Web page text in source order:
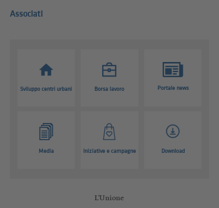
Associati
Sviluppo centri urbani Borsa lavoro Portale news
Media Iniziative e campagne Download
L'Unione